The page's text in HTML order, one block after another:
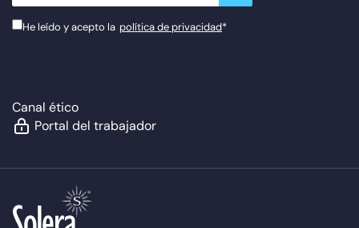
He leído y acepto la política de privacidad*
Canal ético
Portal del trabajador